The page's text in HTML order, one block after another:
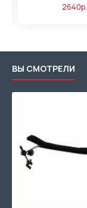
2640р.
ВЫ СМОТРЕЛИ